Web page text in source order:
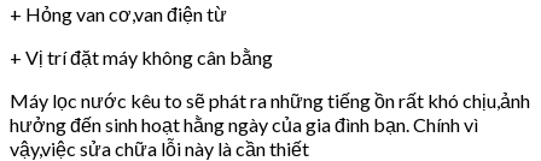
+ Hỏng van cơ,van điện từ
+ Vị trí đặt máy không cân bằng
Máy lọc nước kêu to sẽ phát ra những tiếng ồn rất khó chịu,ảnh
hưởng đến sinh hoạt hằng ngày của gia đình bạn. Chính vì
vậy,việc sửa chữa lỗi này là cần thiết